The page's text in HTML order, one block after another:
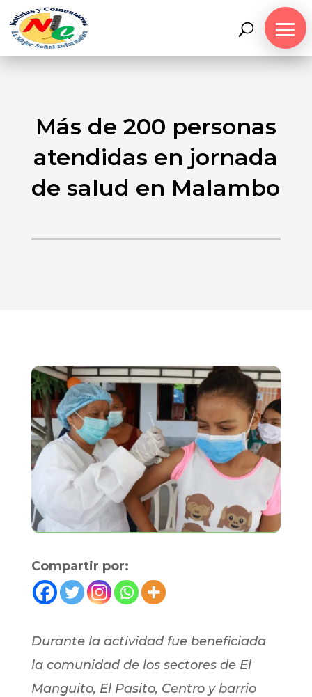
Más de 200 personas
atendidas en jornada
de salud en Malambo
Compartir por:
Durante la actividad fue beneficiada
la comunidad de los sectores de El
Manguito, El Pasito, Centro y barrio